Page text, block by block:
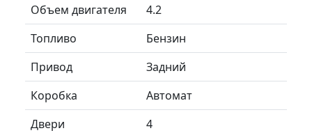
Объем двигателя
4.2
Топливо
Бензин
Привод
Задний
Коробка
Автомат
Двери
4